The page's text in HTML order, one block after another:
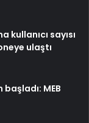
kullanıcı sayısı
ulaştı
MEB